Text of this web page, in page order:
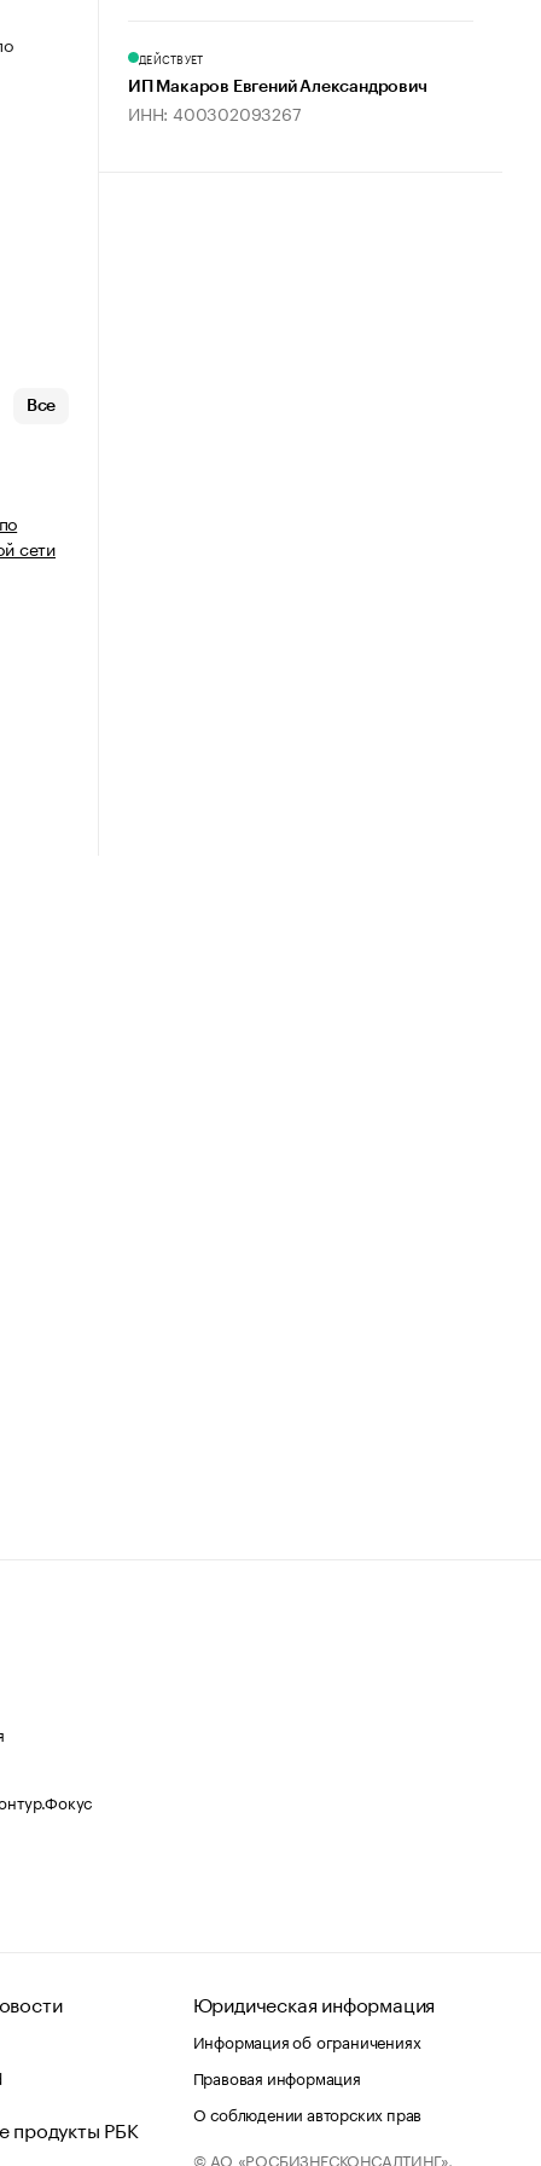
Все
сети
ДЕЙСТВУЕТ
ИП Макаров Евгений Александрович
ИНН: 400302093267
продукты РБК
Юридическая информация
Информация об ограничениях
Правовая информация
О соблюдении авторских прав
© АО «РОСБИЗНЕСКОНСАЛТИНГ»,